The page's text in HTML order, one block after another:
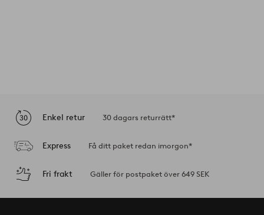
Enkel retur 30 dagars returrätt*
Express Få ditt paket redan imorgon*
Fri frakt Gäller för postpaket över 649 SEK